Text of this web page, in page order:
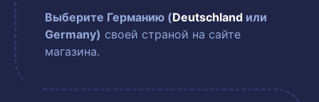
Выберите Германию (Deutschland или
Germany) своей страной на сайте
магазина.